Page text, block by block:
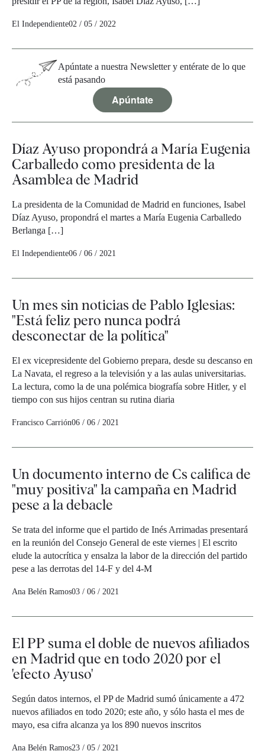
El Independiente02 / 05 / 2022
Apúntate a nuestra Newsletter y entérate de lo que
está pasando
Apúntate
Díaz Ayuso propondrá a María Eugenia
Carballedo como presidenta de la
Asamblea de Madrid
La presidenta de la Comunidad de Madrid en funciones, Isabel
Díaz Ayuso, propondrá el martes a María Eugenia Carballedo
Berlanga […]
El Independiente06 / 06 / 2021
Un mes sin noticias de Pablo Iglesias:
"Está feliz pero nunca podrá
desconectar de la política"
El ex vicepresidente del Gobierno prepara, desde su descanso en
La Navata, el regreso a la televisión y a las aulas universitarias.
La lectura, como la de una polémica biografía sobre Hitler, y el
tiempo con sus hijos centran su rutina diaria
Francisco Carrión06 / 06 / 2021
Un documento interno de Cs califica de
"muy positiva" la campaña en Madrid
pese a la debacle
Se trata del informe que el partido de Inés Arrimadas presentará
en la reunión del Consejo General de este viernes | El escrito
elude la autocrítica y ensalza la labor de la dirección del partido
pese a las derrotas del 14-F y del 4-M
Ana Belén Ramos03 / 06 / 2021
El PP suma el doble de nuevos afiliados
en Madrid que en todo 2020 por el
'efecto Ayuso'
Según datos internos, el PP de Madrid sumó únicamente a 472
nuevos afiliados en todo 2020; este año, y sólo hasta el mes de
mayo, esa cifra alcanza ya los 890 nuevos inscritos
Ana Belén Ramos23 / 05 / 2021